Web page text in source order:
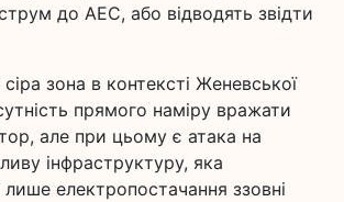
до АЕС, або відводять звідти
зона в контексті Женевської
прямого наміру вражати
але при цьому є атака на
інфраструктуру, яка
лише електропостачання ззовні